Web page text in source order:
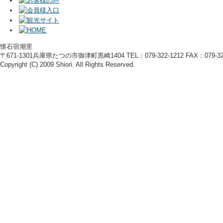
懐石宿潮里
〒671-1301兵庫県たつの市御津町黒崎1404 TEL：079-322-1212 FAX：079-
Copyright (C) 2009 Shiori. All Rights Reserved.